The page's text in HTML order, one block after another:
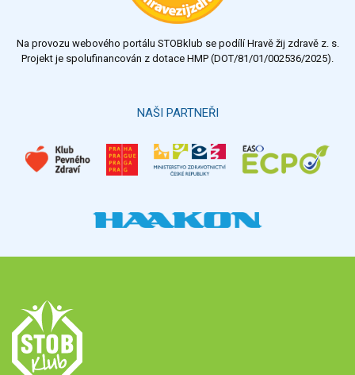
Výsledky Všechny ankety
Na provozu webového portálu STOBklub se podílí Hravě žij zdravě z. s.
Projekt je spolufinancován z dotace HMP (DOT/81/01/002536/2025).
NAŠI PARTNEŘI